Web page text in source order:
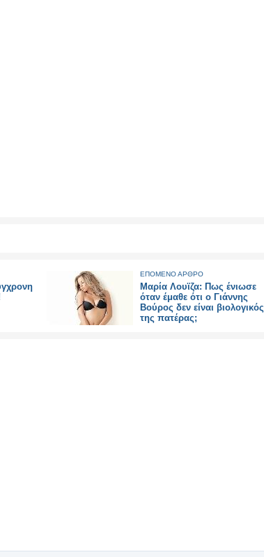
ΕΠΟΜΕΝΟ ΑΡΘΡΟ
Μαρία Λουϊζα: Πως ένιωσε
όταν έμαθε ότι ο Γιάννης
Βούρος δεν είναι βιολογικός
της πατέρας;